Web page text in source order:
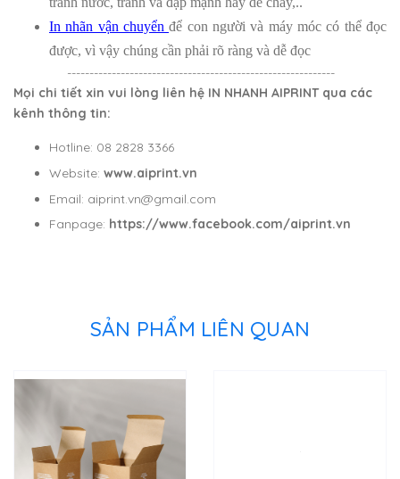
In nhãn vận chuyểnđể con người và máy móc có thể đọc
được, vì vậy chúng cần phải rõ ràng và dễ đọc
------------------------------------------------------------
Mọi chi tiết xin vui lòng liên hệ IN NHANH AIPRINT qua các
kênh thông tin:
Hotline: 08 2828 3366
Website: www.aiprint.vn
Email: aiprint.vn@gmail.com
Fanpage: https://www.facebook.com/aiprint.vn
SẢN PHẨM LIÊN QUAN